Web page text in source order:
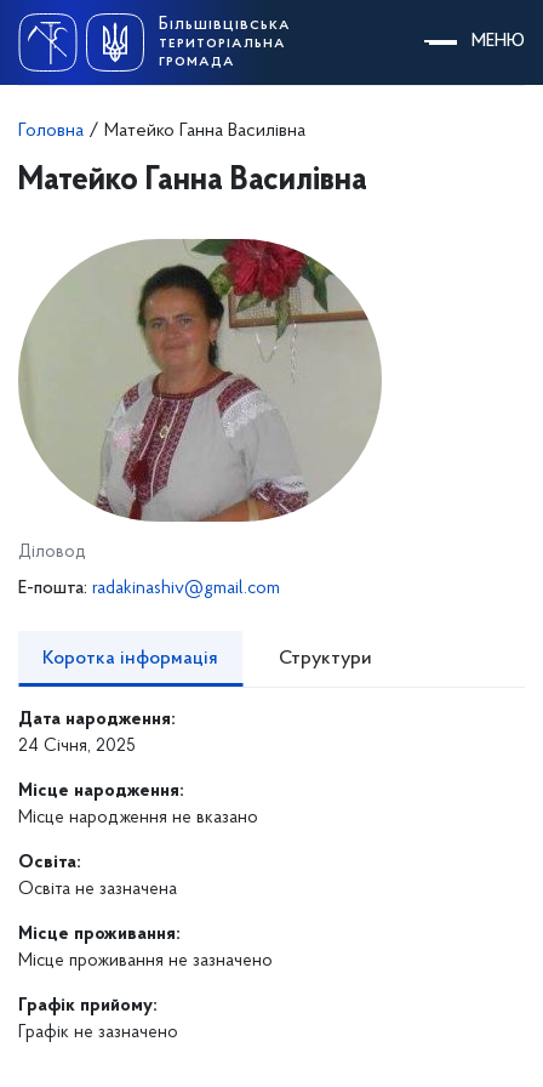
content
Більшівцівська
територіальна
громада
МЕНЮ
Головна / Матейко Ганна Василівна
Матейко Ганна Василівна
Діловод
E-пошта: radakinashiv@gmail.com
Коротка інформація Структури
Дата народження:
24 Січня, 2025
Місце народження:
Місце народження не вказано
Освіта:
Освіта не зазначена
Місце проживання:
Місце проживання не зазначено
Графік прийому:
Графік не зазначено